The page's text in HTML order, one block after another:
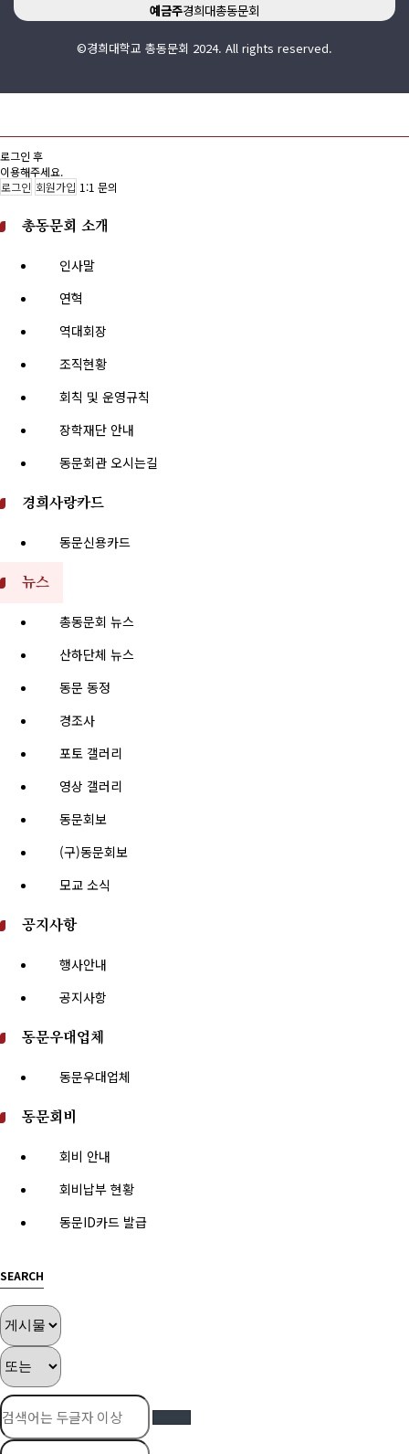
예금주경희대총동문회
©경희대학교 총동문회 2024. All rights reserved.
로그인 후
이용해주세요.
로그인 회원가입 1:1 문의
총동문회 소개
인사말
연혁
역대회장
조직현황
회칙 및 운영규칙
장학재단 안내
동문회관 오시는길
경희사랑카드
동문신용카드
뉴스
총동문회 뉴스
산하단체 뉴스
동문 동정
경조사
포토 갤러리
영상 갤러리
동문회보
(구)동문회보
모교 소식
공지사항
행사안내
공지사항
동문우대업체
동문우대업체
동문회비
회비 안내
회비납부 현황
동문ID카드 발급
SEARCH